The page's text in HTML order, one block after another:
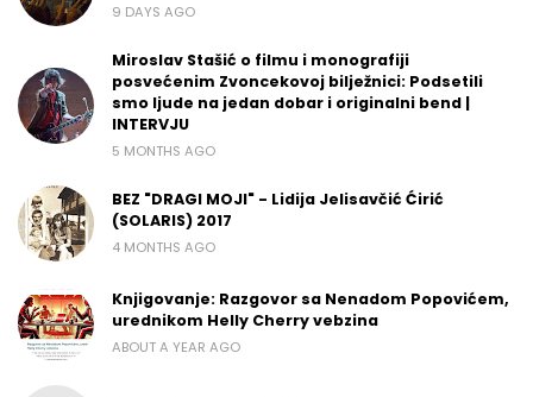
9 DAYS AGO
Miroslav Stašić o filmu i monografiji
posvećenim Zvoncekovoj bilježnici: Podsetili
smo ljude na jedan dobar i originalni bend |
INTERVJU
5 MONTHS AGO
BEZ "DRAGI MOJI" - Lidija Jelisavčić Ćirić
(SOLARIS) 2017
4 MONTHS AGO
Knjigovanje: Razgovor sa Nenadom Popovićem,
urednikom Helly Cherry vebzina
ABOUT A YEAR AGO